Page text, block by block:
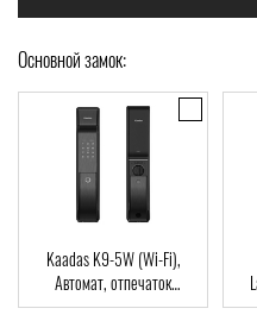
Основной замок:
Kaadas K13-F
Lamborghini (медный),
Автомат, Face-ID,